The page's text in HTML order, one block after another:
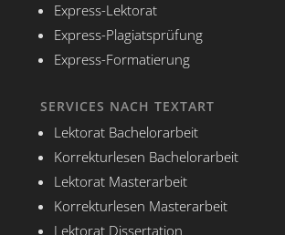
Express-Lektorat
Express-Plagiatsprüfung
Express-Formatierung
SERVICES NACH TEXTART
Lektorat Bachelorarbeit
Korrekturlesen Bachelorarbeit
Lektorat Masterarbeit
Korrekturlesen Masterarbeit
Lektorat Dissertation